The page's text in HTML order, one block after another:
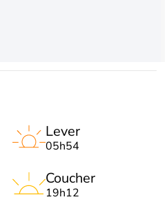
Lever
05h54
Coucher
19h12